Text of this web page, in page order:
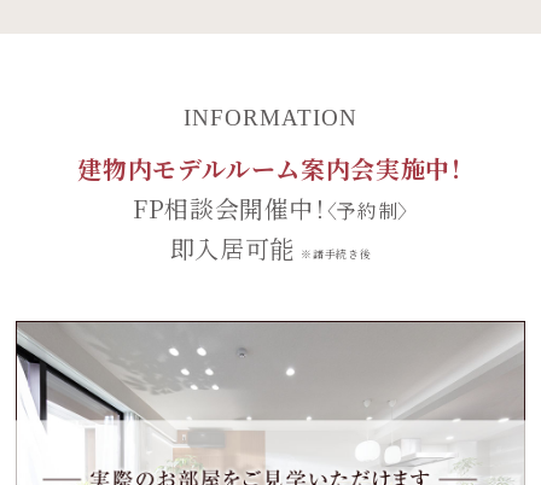
INFORMATION
建物内モデルルーム案内会実施中！
FP相談会開催中！ 〈予約制〉
即入居可能 ※諸手続き後